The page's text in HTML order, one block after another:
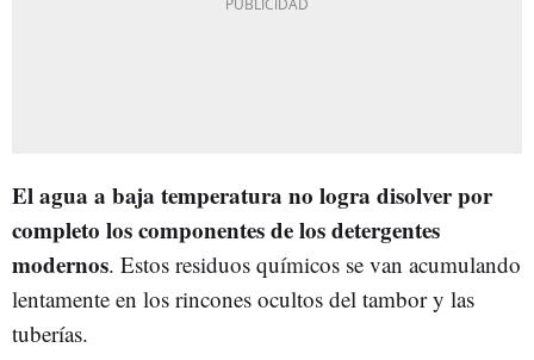
El agua a baja temperatura no logra disolver por
completo los componentes de los detergentes
modernos. Estos residuos químicos se van acumulando
lentamente en los rincones ocultos del tambor y las
tuberías.